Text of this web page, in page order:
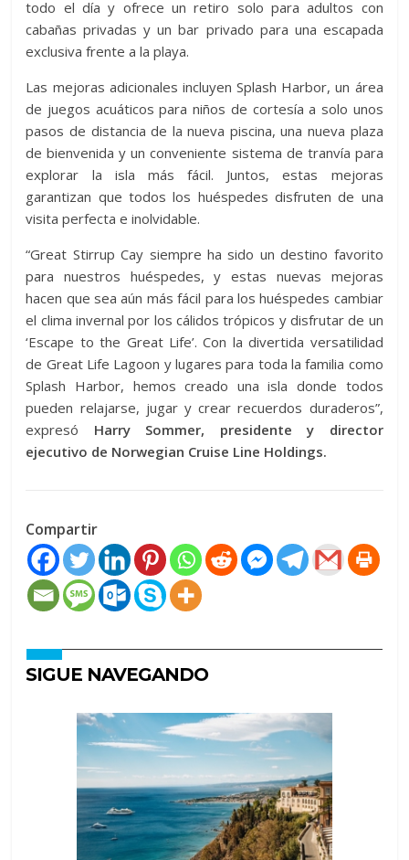
todo el día y ofrece un retiro solo para adultos con
cabañas privadas y un bar privado para una escapada
exclusiva frente a la playa.
Las mejoras adicionales incluyen Splash Harbor, un área
de juegos acuáticos para niños de cortesía a solo unos
pasos de distancia de la nueva piscina, una nueva plaza
de bienvenida y un conveniente sistema de tranvía para
explorar la isla más fácil. Juntos, estas mejoras
garantizan que todos los huéspedes disfruten de una
visita perfecta e inolvidable.
“Great Stirrup Cay siempre ha sido un destino favorito
para nuestros huéspedes, y estas nuevas mejoras
hacen que sea aún más fácil para los huéspedes cambiar
el clima invernal por los cálidos trópicos y disfrutar de un
‘Escape to the Great Life’. Con la divertida versatilidad
de Great Life Lagoon y lugares para toda la familia como
Splash Harbor, hemos creado una isla donde todos
pueden relajarse, jugar y crear recuerdos duraderos”,
expresó Harry Sommer, presidente y director
ejecutivo de Norwegian Cruise Line Holdings.
Compartir
SIGUE NAVEGANDO